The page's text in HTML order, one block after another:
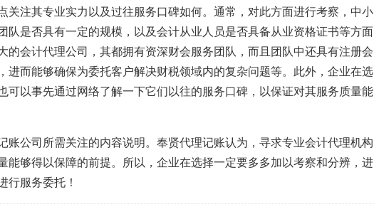
关注其专业实力以及过往服务口碑如何。通常，对此方面进行考察，中小
队是否具有一定的规模，以及会计从业人员是否具备从业资格证书等方面
的会计代理公司，其都拥有资深财会服务团队，而且团队中还具有注册会
进而能够确保为委托客户解决财税领域内的复杂问题等。此外，企业在选
可以事先通过网络了解一下它们以往的服务口碑，以保证对其服务质量能
账公司所需关注的内容说明。奉贤代理记账认为，寻求专业会计代理机构
能够得以保障的前提。所以，企业在选择一定要多多加以考察和分辨，进
行服务委托！